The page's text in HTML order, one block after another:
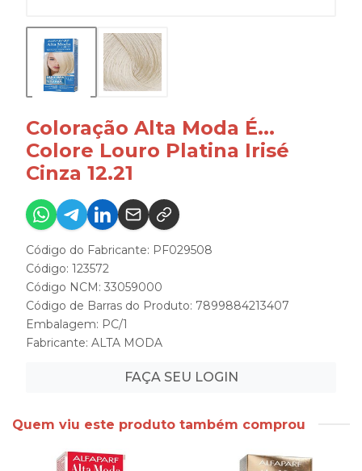
Coloração Alta Moda É...
Colore Louro Platina Irisé
Cinza 12.21
Código do Fabricante: PF029508
Código: 123572
Código NCM: 33059000
Código de Barras do Produto: 7899884213407
Embalagem: PC/1
Fabricante: ALTA MODA
FAÇA SEU LOGIN
Quem viu este produto também comprou